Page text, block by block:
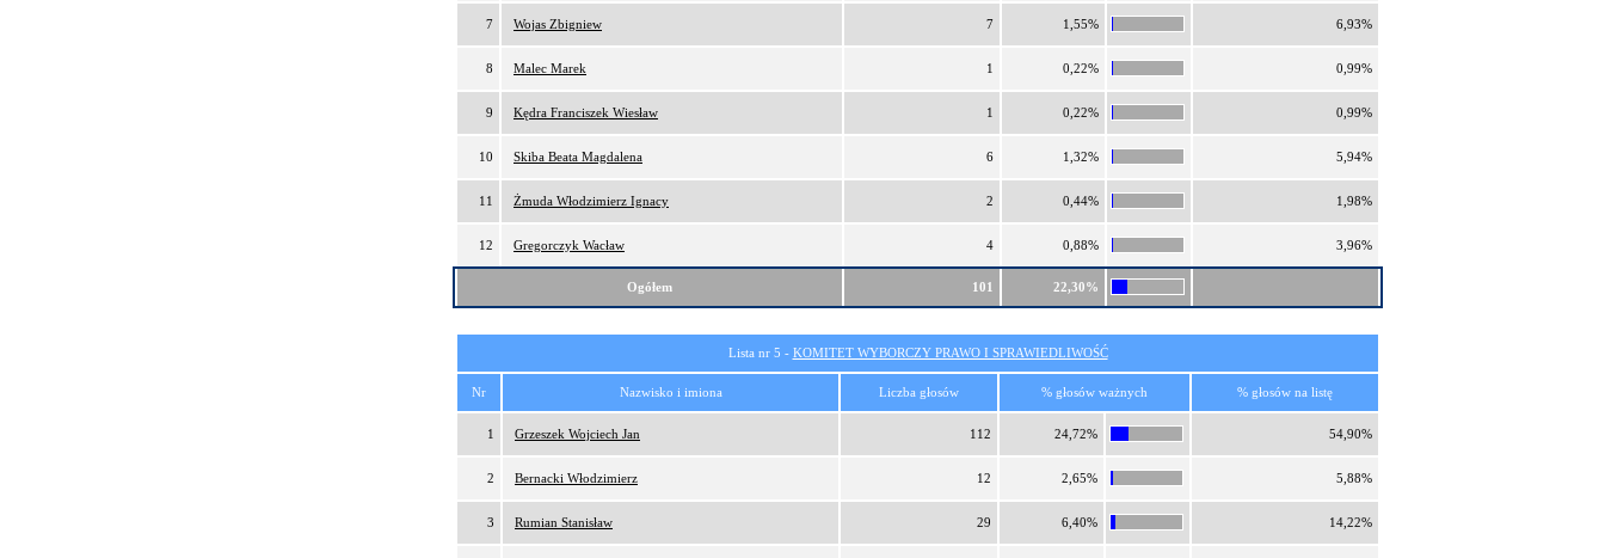
7 Wojas Zbigniew 7 1,55% 6,93%
8 Malec Marek 1 0,22% 0,99%
9 Kędra Franciszek Wiesław 1 0,22% 0,99%
10 Skiba Beata Magdalena 6 1,32% 5,94%
11 Żmuda Włodzimierz Ignacy 2 0,44% 1,98%
12 Gregorczyk Wacław 4 0,88% 3,96%
Ogółem 101 22,30%
Lista nr 5 - KOMITET WYBORCZY PRAWO I SPRAWIEDLIWOŚĆ
Nr Nazwisko i imiona Liczba głosów % głosów ważnych % głosów na listę
1 Grzeszek Wojciech Jan 112 24,72% 54,90%
2 Bernacki Włodzimierz 12 2,65% 5,88%
3 Rumian Stanisław 29 6,40% 14,22%